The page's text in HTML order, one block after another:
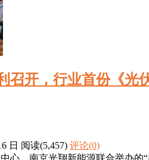
召开，行业首份《光
日 阅读(5,457) 评论(0)